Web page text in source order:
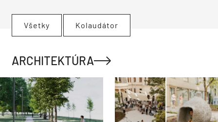
Všetky Kolaudátor
ARCHITEKTÚRA